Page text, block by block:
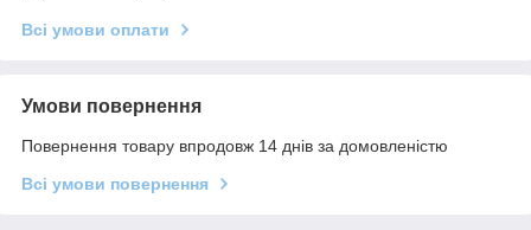
Всі умови оплати
Умови повернення
Повернення товару впродовж 14 днів за домовленістю
Всі умови повернення